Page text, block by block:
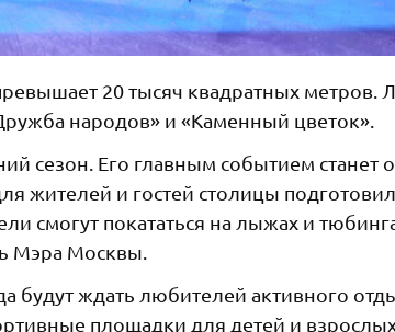
20 тысяч квадратных метров.
народов» и «Каменный цветок».
сезон. Его главным событием станет
жителей и гостей столицы
смогут покататься на лыжах и
Мэра Москвы.
будут ждать любителей активного
площадки для детей и